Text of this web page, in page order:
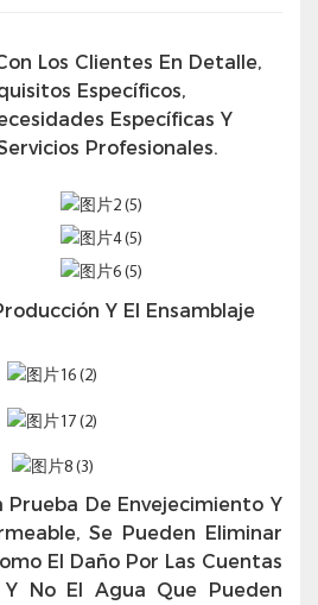
Los Clientes En Detalle,
Específicos,
Específicas Y
Profesionales.
Y El Ensamblaje
Prueba De Envejecimiento Y
Se Pueden Eliminar
El Daño Por Las Cuentas
No El Agua Que Pueden